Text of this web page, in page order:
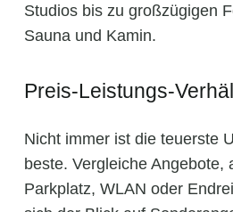
Studios bis zu großzügigen
Sauna und Kamin.
Preis-Leistungs-
Nicht immer ist die teuerste
beste. Vergleiche Angebote,
Parkplatz, WLAN oder